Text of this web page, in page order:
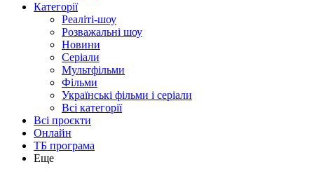
Категорії
Реаліті-шоу
Розважальні шоу
Новини
Серіали
Мультфільми
Фільми
Українські фільми і серіали
Всі категорії
Всі проєкти
Онлайн
ТБ програма
Еще